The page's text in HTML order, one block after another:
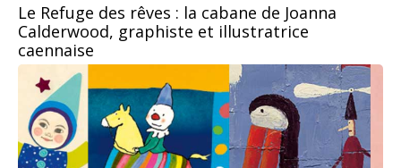
Le Refuge des rêves : la cabane de Joanna
Calderwood, graphiste et illustratrice
caennaise